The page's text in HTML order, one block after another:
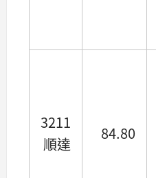
3211
順達
84.80